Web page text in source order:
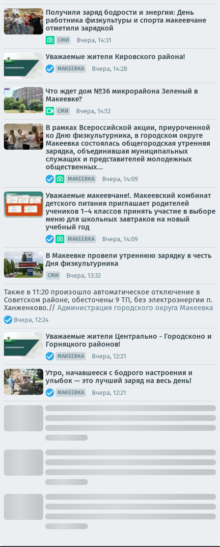
Получили заряд бодрости и энергии: День
работника физкультуры и спорта макеевчане
отметили зарядкой
СМИ Вчера, 14:31
Уважаемые жители Кировского района!
МАКЕЕВКА Вчера, 14:28
Что ждет дом №36 микрорайона Зеленый в
Макеевке?
СМИ Вчера, 14:12
В рамках Всероссийской акции, приуроченной
ко Дню физкультурника, в городском округе
Макеевка состоялась общегородская утренняя
зарядка, объединившая муниципальных
служащих и представителей молодежных
общественных...
МАКЕЕВКА Вчера, 14:09
Уважаемые макеевчане!. Макеевский комбинат
детского питания приглашает родителей
учеников 1–4 классов принять участие в выборе
меню для школьных завтраков на новый
учебный год
МАКЕЕВКА Вчера, 14:09
В Макеевке провели утреннюю зарядку в честь
Дня физкультурника
СМИ Вчера, 13:32
Также в 11:20 произошло автоматическое отключение в
Советском районе, обесточены 9 ТП, без электроэнергии п.
Ханженково.// Администрация городского округа Макеевка
Вчера, 12:24
Уважаемые жители Центрально - Городсконо и
Горняцкого районов!
МАКЕЕВКА Вчера, 12:21
Утро, начавшееся с бодрого настроения и
улыбок — это лучший заряд на весь день!
МАКЕЕВКА Вчера, 12:21